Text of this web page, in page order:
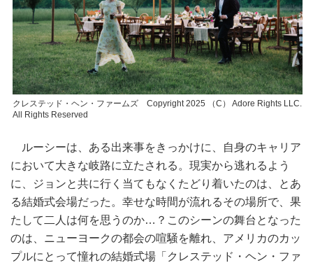
クレステッド・ヘン・ファームズ Copyright 2025 （C） Adore Rights LLC.
All Rights Reserved
ルーシーは、ある出来事をきっかけに、自身のキャリア
において大きな岐路に立たされる。現実から逃れるよう
に、ジョンと共に行く当てもなくたどり着いたのは、とあ
る結婚式会場だった。幸せな時間が流れるその場所で、果
たして二人は何を思うのか…？このシーンの舞台となった
のは、ニューヨークの都会の喧騒を離れ、アメリカのカッ
プルにとって憧れの結婚式場「クレステッド・ヘン・ファ